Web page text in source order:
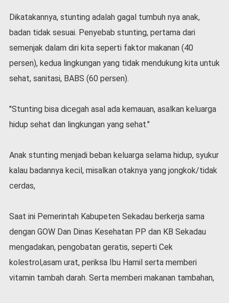
r
t
a
o
v
-
1
N
a
s
i
a
Dikatakannya, stunting adalah gagal tumbuh nya anak,
badan tidak sesuai. Penyebab stunting, pertama dari
semenjak dalam diri kita seperti faktor makanan (40
persen), kedua lingkungan yang tidak mendukung kita untuk
sehat, sanitasi, BABS (60 persen).
"Stunting bisa dicegah asal ada kemauan, asalkan keluarga
hidup sehat dan lingkungan yang sehat."
Anak stunting menjadi beban keluarga selama hidup, syukur
kalau badannya kecil, misalkan otaknya yang jongkok/tidak
cerdas,
Saat ini Pemerintah Kabupeten Sekadau berkerja sama
dengan GOW Dan Dinas Kesehatan PP dan KB Sekadau
mengadakan, pengobatan geratis, seperti Cek
kolestrol,asam urat, periksa Ibu Hamil serta memberi
vitamin tambah darah. Serta memberi makanan tambahan,